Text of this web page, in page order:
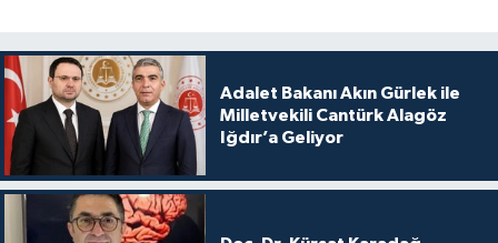
Adalet Bakanı Akın Gürlek ile
Milletvekili Cantürk Alagöz
Iğdır’a Geliyor